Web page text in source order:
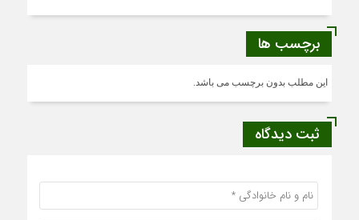
برچسب ها
این مطلب بدون برچسب می باشد.
ثبت دیدگاه